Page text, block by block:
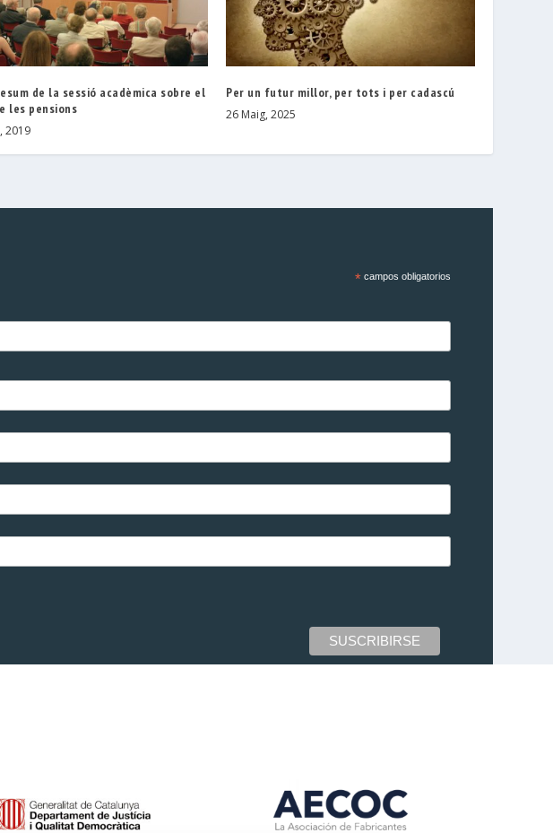
de la sessió acadèmica sobre el
les pensions
2019
Per un futur millor, per tots i per cadascú
26 Maig, 2025
*campos obligatorios